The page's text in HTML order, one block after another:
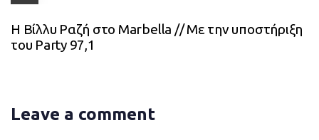
Η Βίλλυ Ραζή στο Marbella // Με την υποστήριξη
του Party 97,1
Leave a comment